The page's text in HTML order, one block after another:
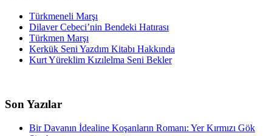
Türkmeneli Marşı
Dilaver Cebeci’nin Bendeki Hatırası
Türkmen Marşı
Kerkük Seni Yazdım Kitabı Hakkında
Kurt Yüreklim Kızılelma Seni Bekler
Son Yazılar
Bir Davanın İdealine Koşanların Romanı: Yer Kırmızı Gök